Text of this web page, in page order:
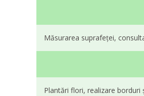
Măsurarea suprafeței,
Plantări flori, realizare borduri